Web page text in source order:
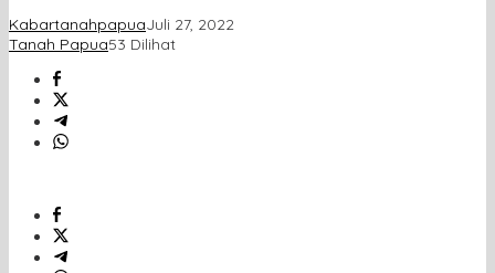
KabartanahpapuaJuli 27, 2022
Tanah Papua53 Dilihat